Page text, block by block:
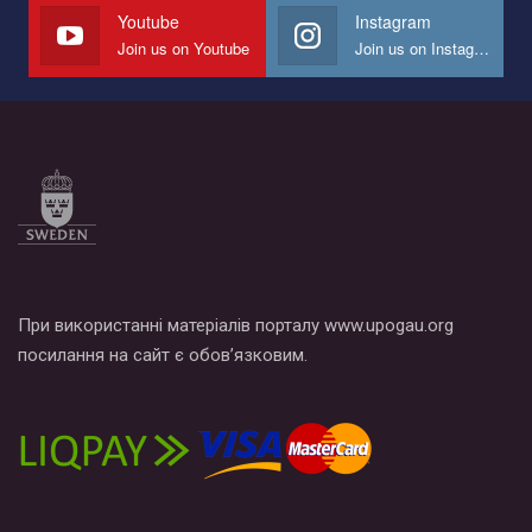
СОГИ в Украине.
Все, что вам нужно сделать - это зайти на наш канал YouTube
по этой ссылке и поставить лайк под видео.
Youtube
Join us on Youtube
Instagram
Join us on Instagram
При використанні матеріалів порталу www.upogau.org
посилання на сайт є обов’язковим.